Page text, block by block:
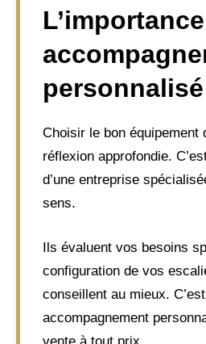
personnalisé
Choisir le bon équipement
réflexion approfondie.
d’une entreprise
sens.
Ils évaluent vos besoins
configuration de vos
conseillent au mieux.
accompagnement
vente à tout prix.